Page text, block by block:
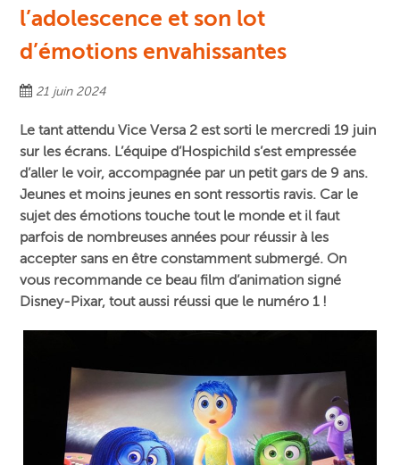
l’adolescence et son lot
d’émotions envahissantes
21 juin 2024
Le tant attendu Vice Versa 2 est sorti le mercredi 19 juin
sur les écrans. L’équipe d’Hospichild s’est empressée
d’aller le voir, accompagnée par un petit gars de 9 ans.
Jeunes et moins jeunes en sont ressortis ravis. Car le
sujet des émotions touche tout le monde et il faut
parfois de nombreuses années pour réussir à les
accepter sans en être constamment submergé. On
vous recommande ce beau film d’animation signé
Disney-Pixar, tout aussi réussi que le numéro 1 !